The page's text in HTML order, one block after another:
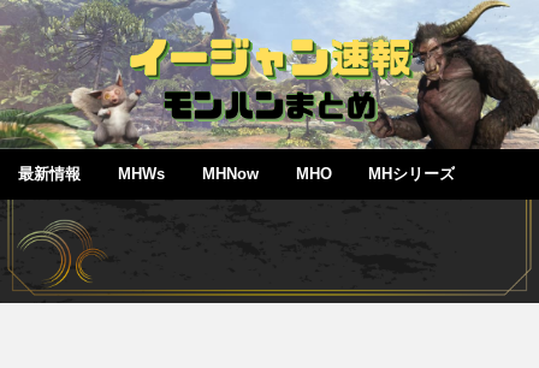
最新情報 MHWs MHNow MHO MHシリーズ